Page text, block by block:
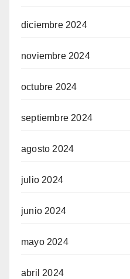
diciembre 2024
noviembre 2024
octubre 2024
septiembre 2024
agosto 2024
julio 2024
junio 2024
mayo 2024
abril 2024